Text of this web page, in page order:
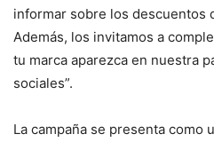
informar sobre los descuentos
Además, los invitamos a
tu marca aparezca en nuestra
sociales”.
La campaña se presenta como